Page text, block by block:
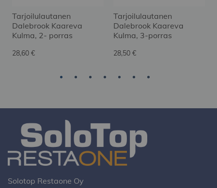
Tarjoilulautanen
Dalebrook Kaareva
Kulma, 2- porras
28,60 €
Tarjoilulautanen
Dalebrook Kaareva
Kulma, 3-porras
28,50 €
Solotop Restaone Oy